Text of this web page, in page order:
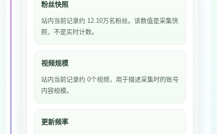
粉丝快照
站内当前记录约 12.10万名粉丝。该数值是采集快
照，不是实时计数。
视频规模
站内当前记录约 0个视频，用于描述采集时的账号
内容规模。
更新频率